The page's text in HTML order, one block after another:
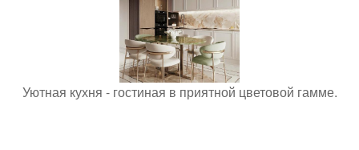
Уютная кухня - гостиная в приятной цветовой гамме.